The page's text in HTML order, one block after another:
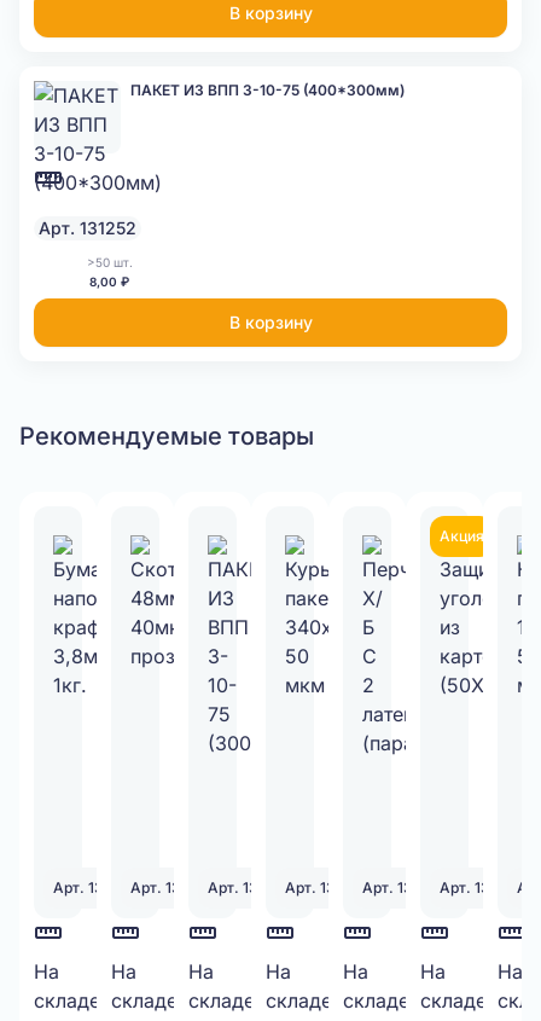
В корзину
ПАКЕТ ИЗ ВПП 3-10-75 (400*300мм)
Арт. 131252
>50 шт.
8,00 ₽
В корзину
Рекомендуемые товары
Арт. 130333
Бумажный
наполнитель
На
складе:
30
шт.
Арт. 130328
Скотч
48мм*50М,
На
складе:
199
шт.
Арт. 131251
ПАКЕТ
ИЗ
На
складе:
260
шт.
Арт. 131398
Курьерский
пакет
На
складе:
2200
шт.
Арт. 130339
Перчатки
Х/Б
На
складе:
100
шт.
Акция
Арт. 130338
Защитный
уголок
На
складе:
974
шт.
На